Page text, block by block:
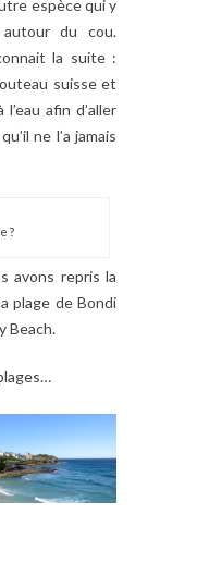
espèce qui y
du cou.
la suite :
suisse et
afin d’aller
ne l’a jamais
?
avons repris la
plage de Bondi
Beach.